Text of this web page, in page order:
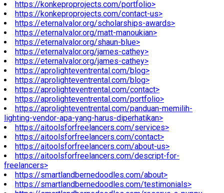
https://konkeproprojects.com/portfolio>
https://konkeproprojects.com/contact-us>
https://eternalvalor.org/scholarships-awards>
https://eternalvalor.org/matt-manoukian>
https://eternalvalor.org/shaun-blue>
https://eternalvalor.org/james-cathey>
https://eternalvalor.org/james-cathey>
https://aprolighteventrental.com/blog>
https://aprolighteventrental.com/blog>
https://aprolighteventrental.com/contact>
https://aprolighteventrental.com/portfolio>
https://aprolighteventrental.com/panduan-memilih-
lighting-vendor-apa-yang-harus-diperhatikan>
https://aitoolsforfreelancers.com/services>
https://aitoolsforfreelancers.com/contact>
https://aitoolsforfreelancers.com/about-us>
https://aitoolsforfreelancers.com/descript-for-
freelancers>
https://smartlandbernedoodles.com/about>
https://smartlandbernedoodles.com/testimonials>